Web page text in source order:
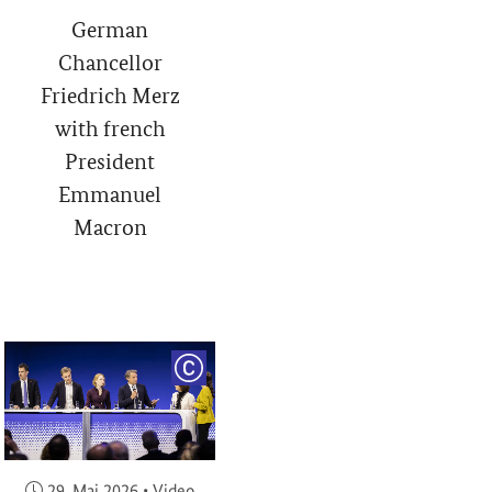
German
Chancellor
Friedrich Merz
with french
President
Emmanuel
Macron
COPYRIGHT